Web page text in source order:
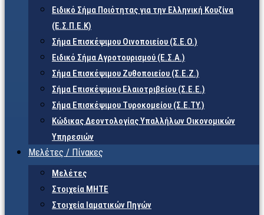
Ειδικό Σήμα Ποιότητας για την Ελληνική Κουζίνα
(Ε.Σ.Π.Ε.Κ)
Σήμα Επισκέψιμου Οινοποιείου (Σ.Ε.Ο.)
Ειδικό Σήμα Αγροτουρισμού (Ε.Σ.Α.)
Σήμα Επισκέψιμου Ζυθοποιείου (Σ.Ε.Ζ.)
Σήμα Επισκέψιμου Ελαιοτριβείου (Σ.Ε.Ε.)
Σήμα Επισκέψιμου Τυροκομείου (Σ.Ε.TY.)
Κώδικας Δεοντολογίας Υπαλλήλων Οικονομικών
Υπηρεσιών
Μελέτες / Πίνακες
Μελέτες
Στοιχεία ΜΗΤΕ
Στοιχεία Ιαματικών Πηγών